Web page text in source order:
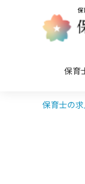
保
保育
保育士の